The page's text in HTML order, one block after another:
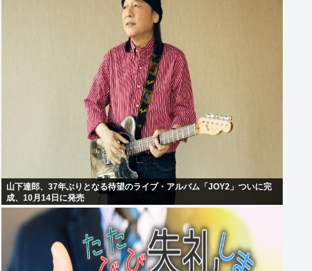
山下達郎、37年ぶりとなる待望のライブ・アルバム「JOY2」ついに完
成、10月14日に発売